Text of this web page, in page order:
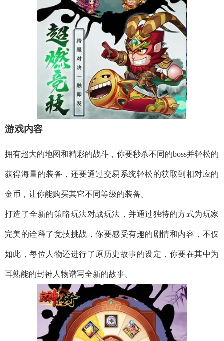
游戏内容
拥有超大的地图和精彩的战斗，你要秒杀不同的boss并轻松的
获得海量的装备，还要通过交易系统轻松的获取到相对应的
金币，让你能购买其它不同等级的装备。
打造了全新的策略玩法对战玩法，并通过独特的方式为玩家
完美的诠释了竞技挑战，你要感受有趣的剧情和内容，不仅
如此，每位人物还进行了原历史故事的设定，你要在其中为
耳熟能的封神人物谱写全新的故事。